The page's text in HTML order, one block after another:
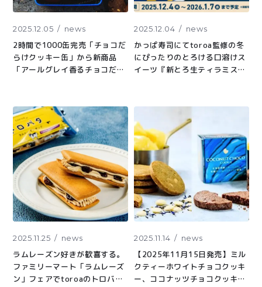
2025.12.05 news
2時間で1000缶完売「チョコだ
らけクッキー缶」から新商品
「アールグレイ香るチョコだら
り冬の贈り物にぴったりなリッ
チな味わい
2025.12.04 news
かっぱ寿司にてtoroa監修の冬
にぴったりのとろける口溶けス
イーツ『新とろ生ティラミス』
が登場
2025.11.25 news
ラムレーズン好きが歓喜する。
ファミリーマート「ラムレーズ
ン」フェアでtoroaのトロバタ
2025.11.14 news
【2025年11月15日発売】ミル
クティーホワイトチョコクッキ
ー、ココナッツチョコクッキ